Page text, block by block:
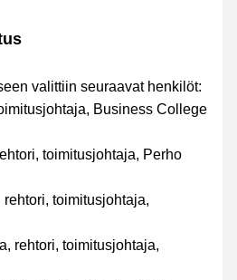
valittiin seuraavat henkilöt:
Business College
toimitusjohtaja, Perho
rehtori, toimitusjohtaja,
rehtori, toimitusjohtaja,